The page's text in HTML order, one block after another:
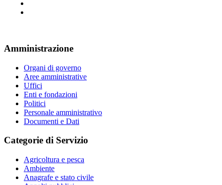
Amministrazione
Organi di governo
Aree amministrative
Uffici
Enti e fondazioni
Politici
Personale amministrativo
Documenti e Dati
Categorie di Servizio
Agricoltura e pesca
Ambiente
Anagrafe e stato civile